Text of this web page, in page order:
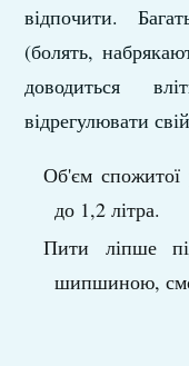
відпочити.
(болять,
доводиться
відрегулювати
Об'єм спожитої
до 1,2 літра.
Пити ліпше
шипшиною,